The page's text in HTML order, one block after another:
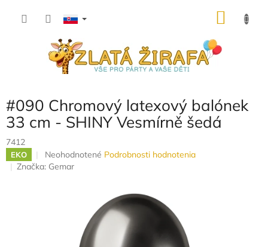
#090 Chromový latexový balónek
33 cm - SHINY Vesmírně šedá
7412
EKO
Priemerné
hodnotenie
hviezdičiek.
Neohodnotené Podrobnosti hodnotenia
Značka: Gemar